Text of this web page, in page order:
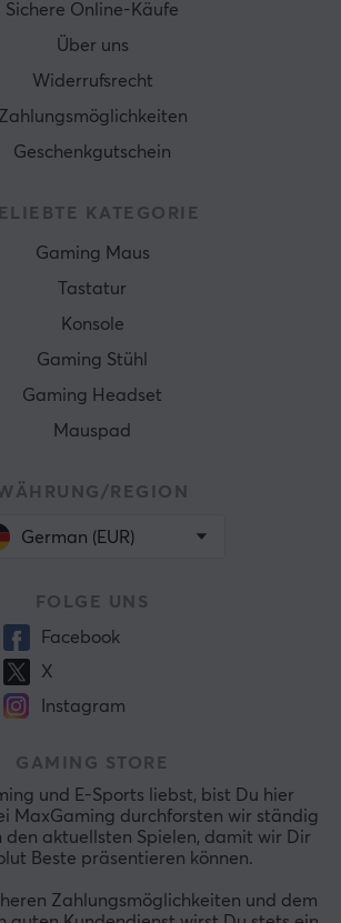
Sichere Online-Käufe
Über uns
Widerrufsrecht
Zahlungsmöglichkeiten
Geschenkgutschein
KATEGORIE
Gaming Maus
Tastatur
Konsole
Gaming Stühl
Gaming Headset
Mauspad
REGION
German (EUR)
FOLGE UNS
Facebook
X
Instagram
GAMING STORE
und E-Sports liebst, bist Du hier
MaxGaming durchforsten wir ständig
den aktuellsten Spielen, damit wir Dir
Beste präsentieren können.
Zahlungsmöglichkeiten und dem